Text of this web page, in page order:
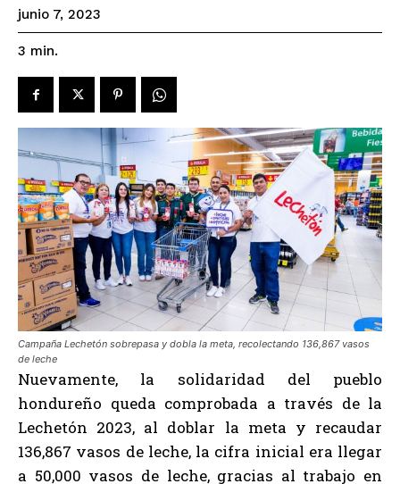
junio 7, 2023
3 min.
Campaña Lechetón sobrepasa y dobla la meta, recolectando 136,867 vasos
de leche
Nuevamente, la solidaridad del pueblo
hondureño queda comprobada a través de la
Lechetón 2023, al doblar la meta y recaudar
136,867 vasos de leche, la cifra inicial era llegar
a 50,000 vasos de leche, gracias al trabajo en